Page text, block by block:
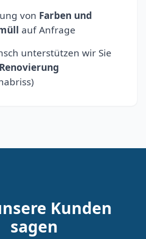
von Farben und
auf Anfrage
unterstützen wir Sie
Renovierung
Kunden
sagen